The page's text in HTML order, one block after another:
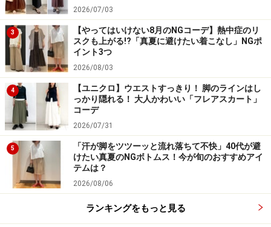
も、抗菌・抗ウイルス効果が持続するのでコスパも優
秀。「公共交通機関を使う時、またはお店でお買い物を
する時につけていると安心」という声も多いアイテムで
す。
カラバリも12色と多く揃っていて、中でも写真のような
ライトグレーはこれからのシーズンの一押しカラー。手
袋だけが目立ってしまうこともなく、普段のコーデに馴
染ませやすいので、手袋をつけ慣れていない人、お仕事
できれいめコーデが必須の人でもつけやすく、おすすめ
です。
2026/07/03
3
【やってはいけない8月のNGコーデ】熱中症のリ
スクも上がる!?「真夏に避けたい着こなし」NGポ
イント3つ
2026/08/03
4
【ユニクロ】ウエストすっきり！ 脚のラインはし
っかり隠れる！ 大人かわいい「フレアスカート」
コーデ
2026/07/31
5
「汗が脚をツツーッと流れ落ちて不快」40代が避
けたい真夏のNGボトムス！今が旬のおすすめアイ
テムは？
2026/08/06
ランキングをもっと見る